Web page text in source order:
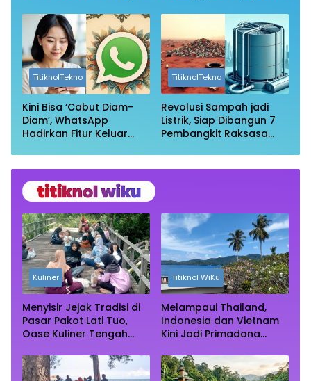
Aman?
TitiknolTekno
Kini Bisa ‘Cabut Diam-
Diam’, WhatsApp
Hadirkan Fitur Keluar
TitiknolTekno
Revolusi Sampah jadi
Listrik, Siap Dibangun 7
Pembangkit Raksasa
Kuliner
Menyisir Jejak Tradisi di
Pasar Pakot Lati Tuo,
Oase Kuliner Tengah
Titiknol WiKu
Melampaui Thailand,
Indonesia dan Vietnam
Kini Jadi Primadona